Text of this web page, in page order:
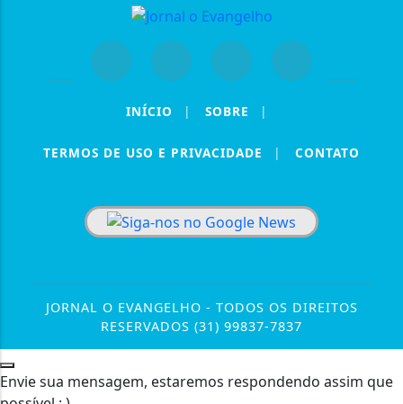
INÍCIO | SOBRE |
TERMOS DE USO E PRIVACIDADE | CONTATO
JORNAL O EVANGELHO - TODOS OS DIREITOS
RESERVADOS (31) 99837-7837
Envie sua mensagem, estaremos respondendo assim que